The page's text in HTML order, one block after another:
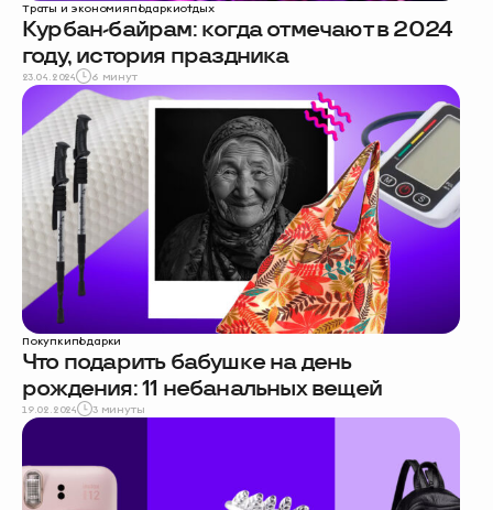
Траты и экономияподаркиотдых
Курбан-байрам: когда отмечают в 2024
году, история праздника
23.04.2024 6 минут
Покупкиподарки
Что подарить бабушке на день
рождения: 11 небанальных вещей
19.02.2024 3 минуты